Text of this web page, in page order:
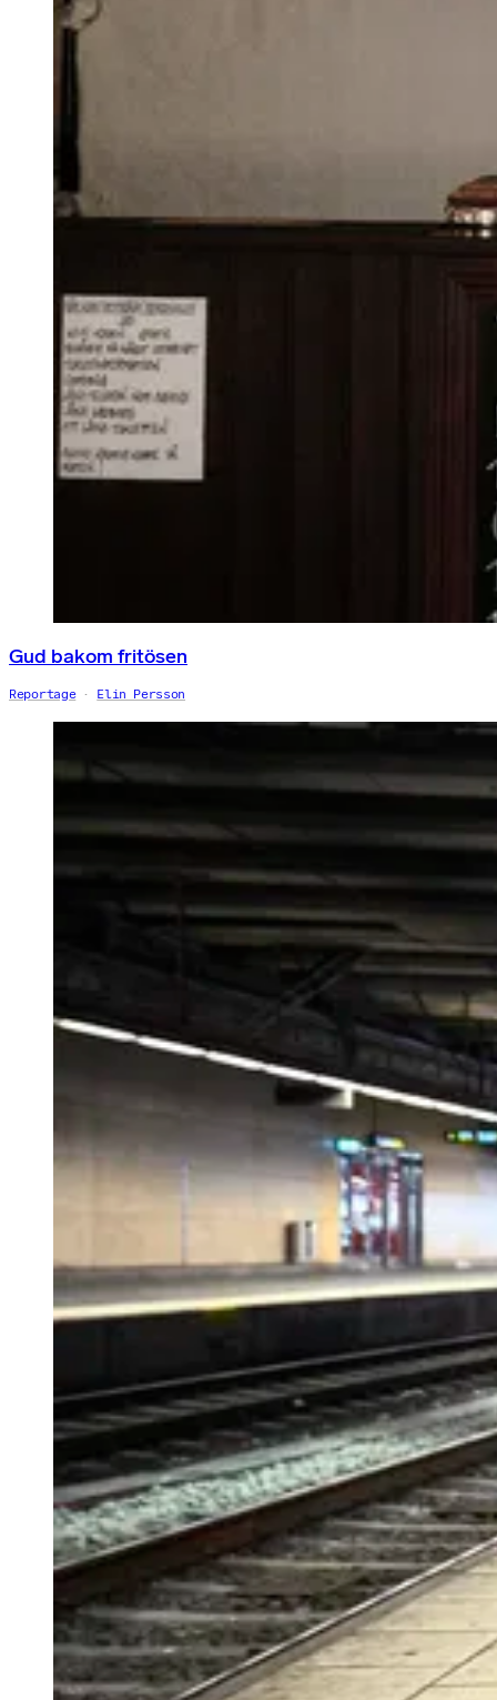
Gud bakom fritösen
Reportage Elin Persson